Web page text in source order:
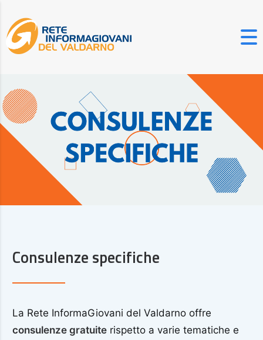
Consulenze specifiche
La Rete InformaGiovani del Valdarno offre
consulenze gratuite rispetto a varie tematiche e